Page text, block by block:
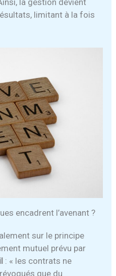
la gestion devient
limitant à la fois
encadrent l’avenant ?
sur le principe
mutuel prévu par
: « les contrats ne
que du